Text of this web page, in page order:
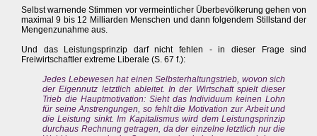
Selbst warnende Stimmen vor vermeintlicher Überbevölkerung gehen von
maximal 9 bis 12 Milliarden Menschen und dann folgendem Stillstand der
Mengenzunahme aus.
Und das Leistungsprinzip darf nicht fehlen - in dieser Frage sind
Freiwirtschaftler extreme Liberale (S. 67 f.):
Jedes Lebewesen hat einen Selbsterhaltungstrieb, wovon sich
der Eigennutz letztlich ableitet. In der Wirtschaft spielt dieser
Trieb die Hauptmotivation: Sieht das Individuum keinen Lohn
für seine Anstrengungen, so fehlt die Motivation zur Arbeit und
die Leistung sinkt. Im Kapitalismus wird dem Leistungsprinzip
durchaus Rechnung getragen, da der einzelne letztlich nur die